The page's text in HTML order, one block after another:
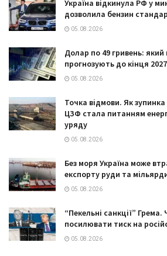
Україна відкинула РФ у
дозволила бензин
05.08.2026
Долар по 49 гривень: який
прогнозують до кінця
05.08.2026
Точка відмови. Як
ЦЗФ стала питанням
уряду
05.08.2026
Без моря Україна може
експорту руди та
05.08.2026
“Пекельні санкції”
посилювати тиск на
05.08.2026